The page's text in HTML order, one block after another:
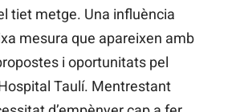
tiet metge. Una influència
mesura que apareixen amb
i oportunitats pel
Taulí. Mentrestant